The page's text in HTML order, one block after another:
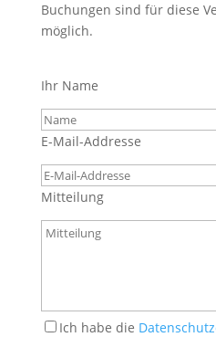
Buchungen sind für diese
möglich.
Ihr Name
E-Mail-Addresse
Mitteilung
Ich habe die